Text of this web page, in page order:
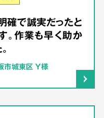
確で誠実だったと
。作業も早く助か
市城東区 Y様